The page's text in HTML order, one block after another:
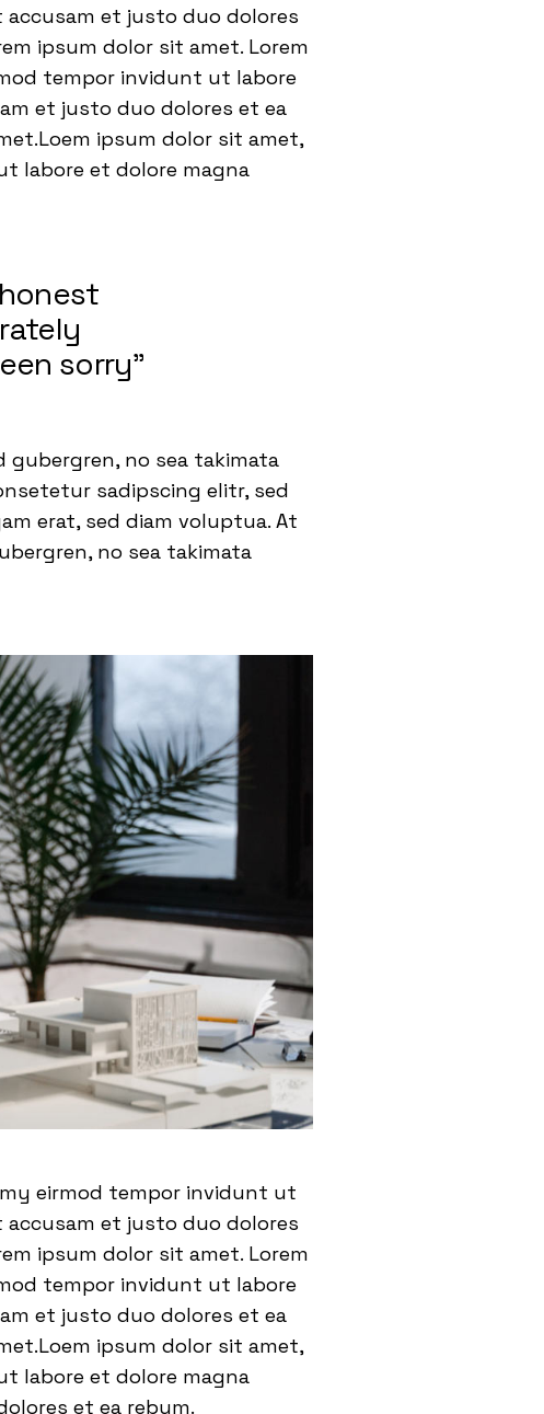
accusam et justo duo dolores
ipsum dolor sit amet. Lorem
tempor invidunt ut labore
et justo duo dolores et ea
ipsum dolor sit amet,
labore et dolore magna
sorry”
gubergren, no sea takimata
sadipscing elitr, sed
erat, sed diam voluptua. At
no sea takimata
eirmod tempor invidunt ut
accusam et justo duo dolores
ipsum dolor sit amet. Lorem
tempor invidunt ut labore
et justo duo dolores et ea
ipsum dolor sit amet,
labore et dolore magna
et ea rebum.